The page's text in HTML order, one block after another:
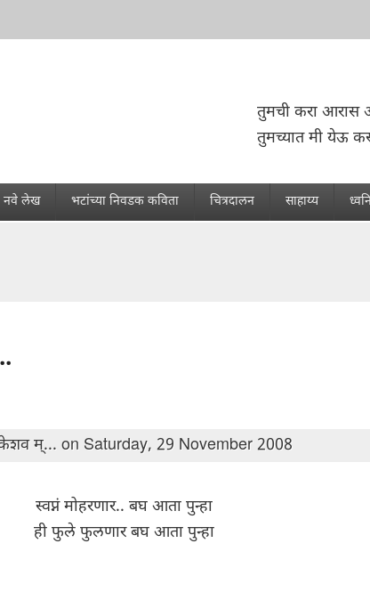
तुमची करा आरास
तुमच्यात मी येऊ
नवे लेख भटांच्या निवडक कविता चित्रदालन साहाय्य
केशव म्... on Saturday, 29 November 2008
स्वप्नं मोहरणार.. बघ आता पुन्हा
ही फुले फुलणार बघ आता पुन्हा